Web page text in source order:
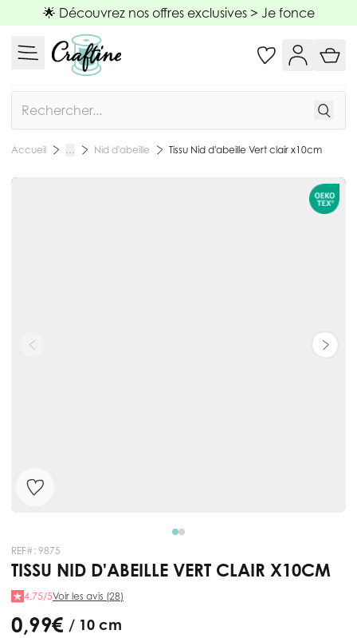
Allez au contenu
🌟 Découvrez nos offres exclusives > Je fonce
Accueil … Nid d'abeille Tissu Nid d'abeille Vert clair x10cm
REF#: 9875
TISSU NID D'ABEILLE VERT CLAIR X10CM
4.75/5Voir les avis (28)
0,99 € / 10 cm